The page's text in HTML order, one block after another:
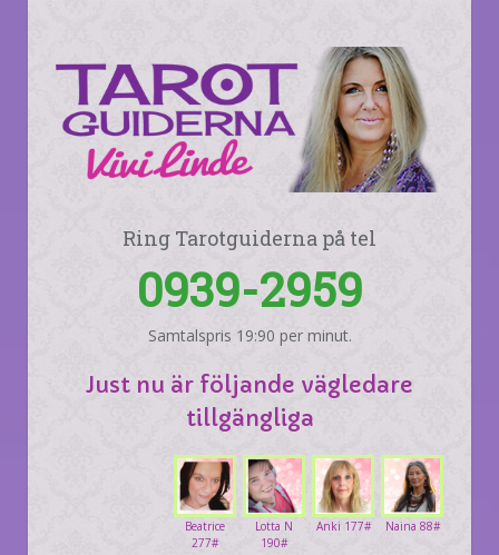
Ring Tarotguiderna på tel
0939-2959
Samtalspris 19:90 per minut.
Just nu är följande vägledare
tillgängliga
Naina 88#
Anki 177#
Lotta N
190#
Beatrice
277#